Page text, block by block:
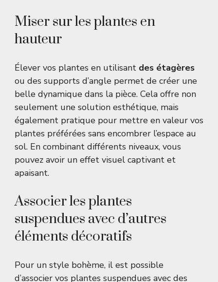
Miser sur les plantes en
hauteur
Élever vos plantes en utilisant des étagères
ou des supports d’angle permet de créer une
belle dynamique dans la pièce. Cela offre non
seulement une solution esthétique, mais
également pratique pour mettre en valeur vos
plantes préférées sans encombrer l’espace au
sol. En combinant différents niveaux, vous
pouvez avoir un effet visuel captivant et
apaisant.
Associer les plantes
suspendues avec d’autres
éléments décoratifs
Pour un style bohème, il est possible
d’associer vos plantes suspendues avec des